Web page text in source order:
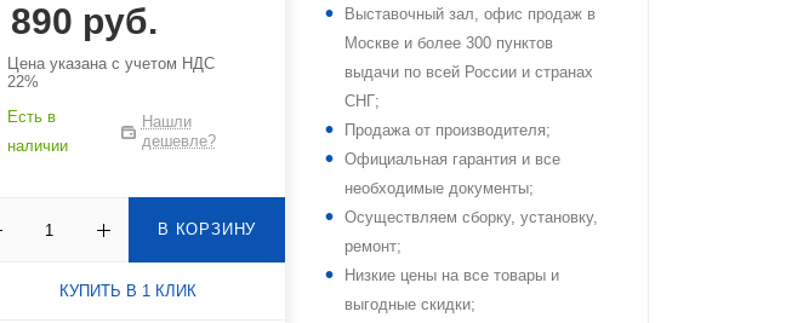
Аксессуары для
пластиковых ящиков,
лотков, контейнеров
Аксессуары для
строительного
оборудования
Прочие аксессуары
890 руб.
Цена указана с учетом НДС
22%
Есть в
наличии
Нашли
дешевле?
В КОРЗИНУ
КУПИТЬ В 1 КЛИК
Выставочный зал, офис продаж в
Москве и более 300 пунктов
выдачи по всей России и странах
СНГ;
Продажа от производителя;
Официальная гарантия и все
необходимые документы;
Осуществляем сборку, установку,
ремонт;
Низкие цены на все товары и
выгодные скидки;